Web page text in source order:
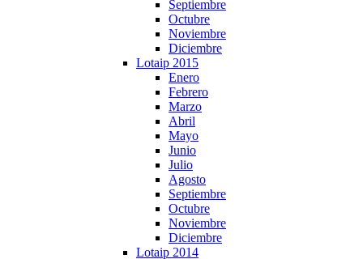
Septiembre
Octubre
Noviembre
Diciembre
Lotaip 2015
Enero
Febrero
Marzo
Abril
Mayo
Junio
Julio
Agosto
Septiembre
Octubre
Noviembre
Diciembre
Lotaip 2014